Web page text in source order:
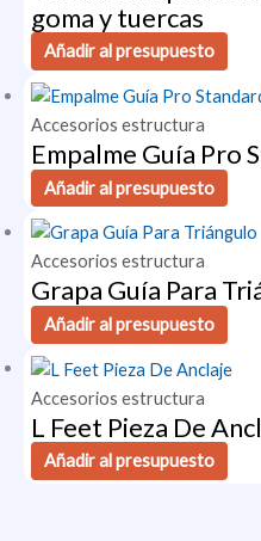
goma y tuercas
Añadir al presupuesto
Accesorios estructura
Empalme Guía Pro
Añadir al presupuesto
Accesorios estructura
Grapa Guía Para
Añadir al presupuesto
Accesorios estructura
L Feet Pieza De
Añadir al presupuesto